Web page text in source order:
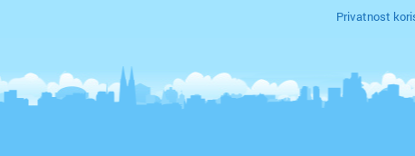
Privatnost